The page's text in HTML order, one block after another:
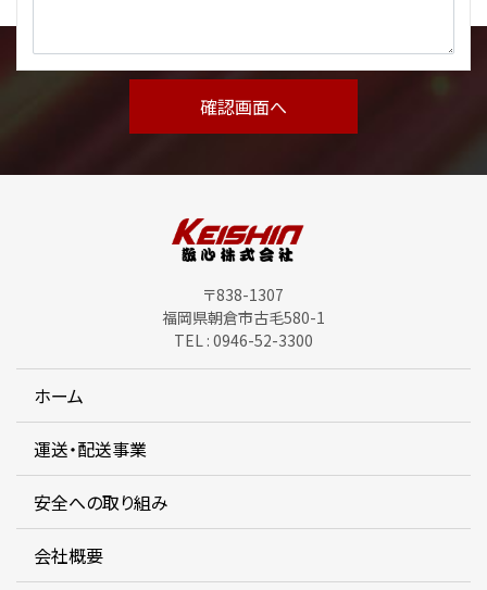
〒838-1307
福岡県朝倉市古毛580-1
TEL : 0946-52-3300
ホーム
運送・配送事業
安全への取り組み
会社概要